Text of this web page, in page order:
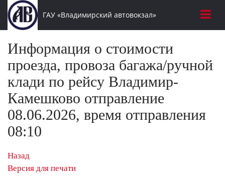
ГАУ «Владимирский автовокзал»
Информация о стоимости
проезда, провоза багажа/ручной
клади по рейсу Владимир-
Камешково отправление
08.06.2026, время отправления
08:10
Назад
Версия для печати